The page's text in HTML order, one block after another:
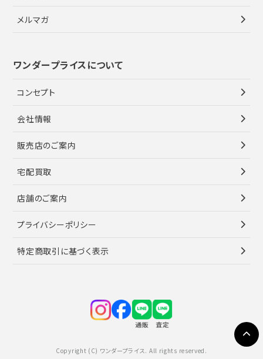
メルマガ
ワンダープライスについて
コンセプト
会社情報
販売店のご案内
宅配買取
店舗のご案内
プライバシーポリシー
特定商取引に基づく表示
Copyright (C) ワンダープライス. All rights reserved.